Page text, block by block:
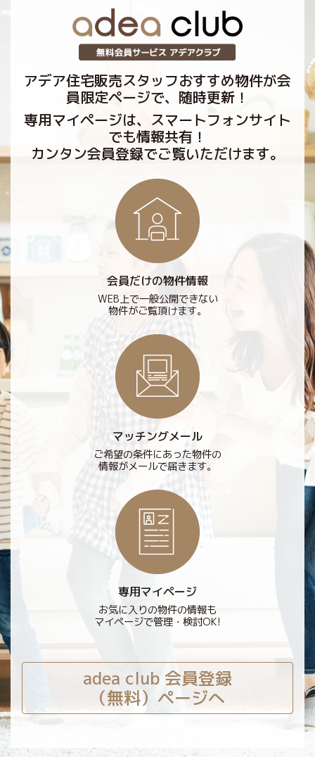
アデア住宅販売スタッフおすすめ物件が会
員限定ページで、随時更新！
専用マイページは、スマートフォンサイト
でも情報共有！
カンタン会員登録でご覧いただけます。
会員だけの物件情報
WEB上で一般公開できない
物件がご覧頂けます。
マッチングメール
ご希望の条件にあった物件の
情報がメールで届きます。
専用マイページ
お気に入りの物件の情報も
マイページで管理・検討OK!
adea club 会員登録
（無料）ページへ